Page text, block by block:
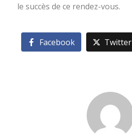
le succès de ce rendez-vous.
Facebook Twitter